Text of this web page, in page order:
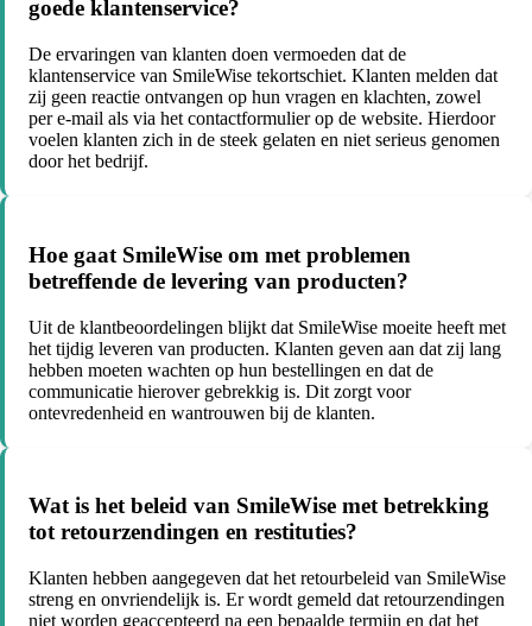
goede klantenservice?
De ervaringen van klanten doen vermoeden dat de
klantenservice van SmileWise tekortschiet. Klanten melden dat
zij geen reactie ontvangen op hun vragen en klachten, zowel
per e-mail als via het contactformulier op de website. Hierdoor
voelen klanten zich in de steek gelaten en niet serieus genomen
door het bedrijf.
Hoe gaat SmileWise om met problemen
betreffende de levering van producten?
Uit de klantbeoordelingen blijkt dat SmileWise moeite heeft met
het tijdig leveren van producten. Klanten geven aan dat zij lang
hebben moeten wachten op hun bestellingen en dat de
communicatie hierover gebrekkig is. Dit zorgt voor
ontevredenheid en wantrouwen bij de klanten.
Wat is het beleid van SmileWise met betrekking
tot retourzendingen en restituties?
Klanten hebben aangegeven dat het retourbeleid van SmileWise
streng en onvriendelijk is. Er wordt gemeld dat retourzendingen
niet worden geaccepteerd na een bepaalde termijn en dat het